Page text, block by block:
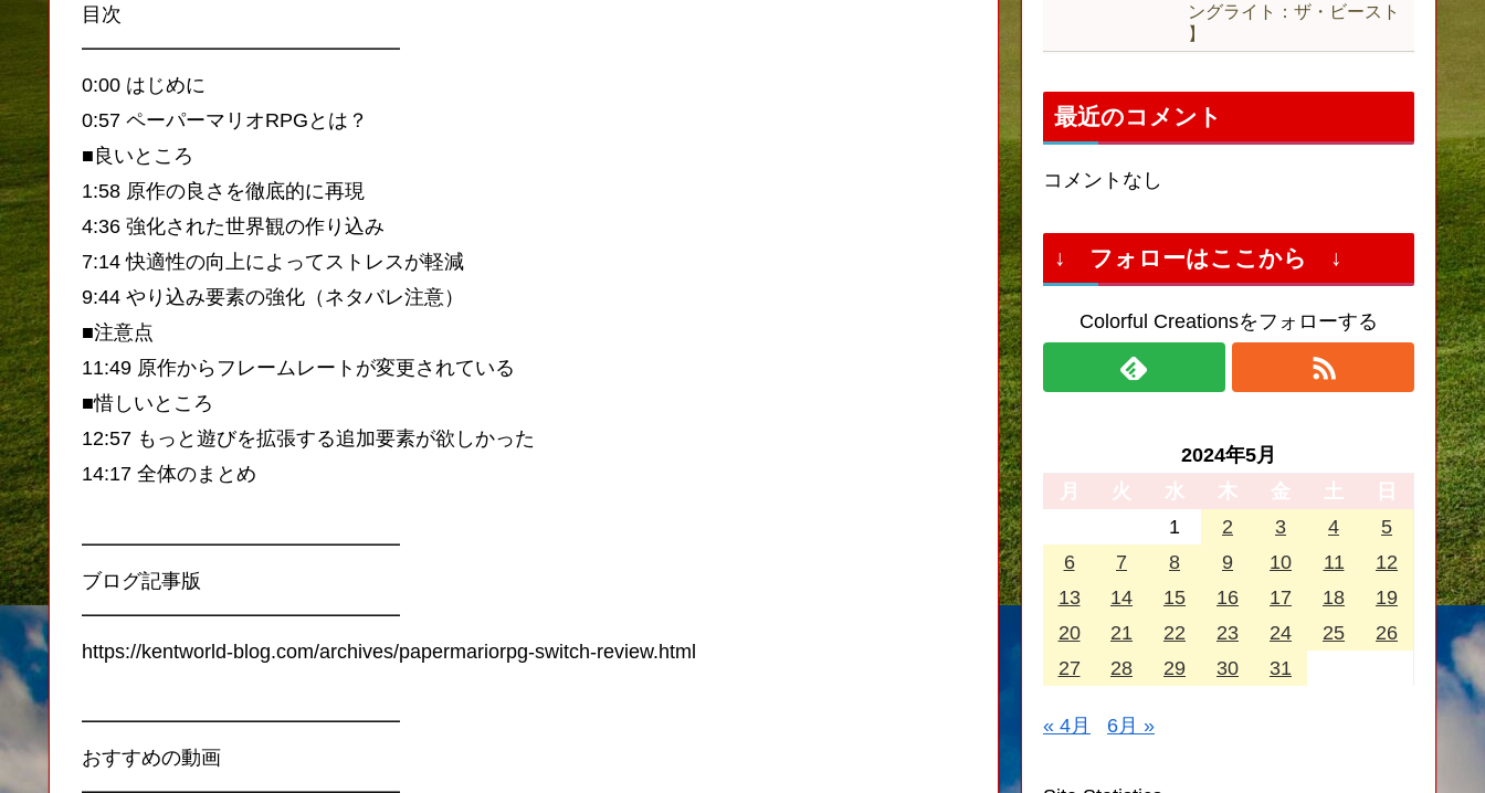
目次
━━━━━━━━━━━━━━━━
0:00 はじめに
0:57 ペーパーマリオRPGとは？
■良いところ
1:58 原作の良さを徹底的に再現
4:36 強化された世界観の作り込み
7:14 快適性の向上によってストレスが軽減
9:44 やり込み要素の強化（ネタバレ注意）
■注意点
11:49 原作からフレームレートが変更されている
■惜しいところ
12:57 もっと遊びを拡張する追加要素が欲しかった
14:17 全体のまとめ
━━━━━━━━━━━━━━━━
ブログ記事版
━━━━━━━━━━━━━━━━
https://kentworld-blog.com/archives/papermariorpg-switch-review.html
━━━━━━━━━━━━━━━━
おすすめの動画
ングライト：ザ・ビースト
】
最近のコメント
コメントなし
↓ フォローはここから ↓
Colorful Creationsをフォローする
2024年5月
月
火 水 木 金 土
日
1
2 3 4
5
6
7 8 9 10 11
12
13
14 15 16 17 18
19
20
21 22 23 24 25
26
27
28 29 30 31
« 4月 6月 »